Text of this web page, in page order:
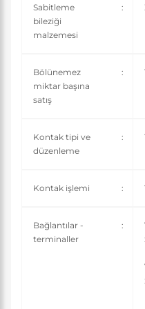
Sabitleme
bileziği
malzemesi
:
Bölünemez
miktar başına
satış
:
Kontak tipi ve
düzenleme
:
Kontak işlemi :
Bağlantılar -
terminaller
: